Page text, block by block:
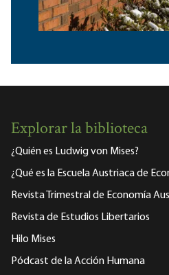
Explorar la biblioteca
¿Quién es Ludwig von Mises?
¿Qué es la Escuela Austriaca de
Revista Trimestral de Economía
Revista de Estudios Libertarios
Hilo Mises
Pódcast de la Acción Humana